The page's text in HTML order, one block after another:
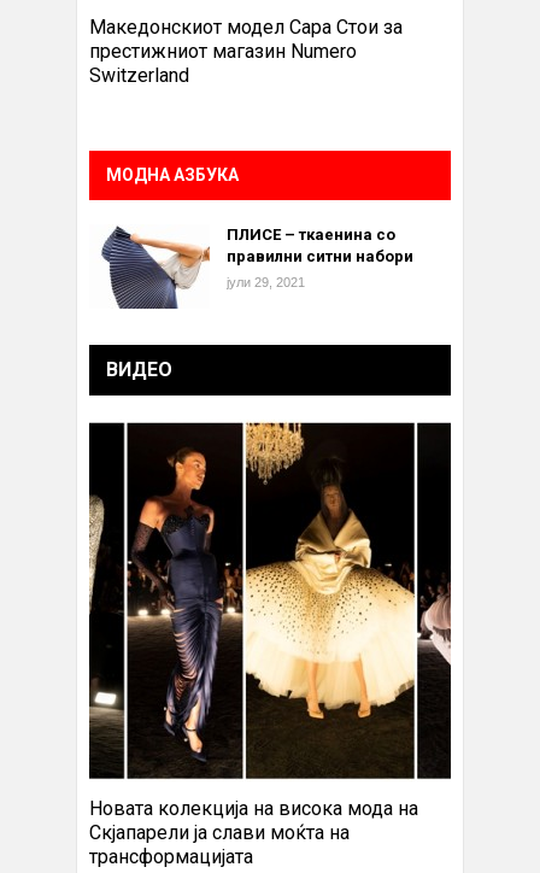
Македонскиот модел Сара Стои за
престижниот магазин Numero
Switzerland
МОДНА АЗБУКА
ПЛИСЕ – ткаенина со
правилни ситни набори
јули 29, 2021
ВИДЕО
Новата колекција на висока мода на
Скјапарели ја слави моќта на
трансформацијата